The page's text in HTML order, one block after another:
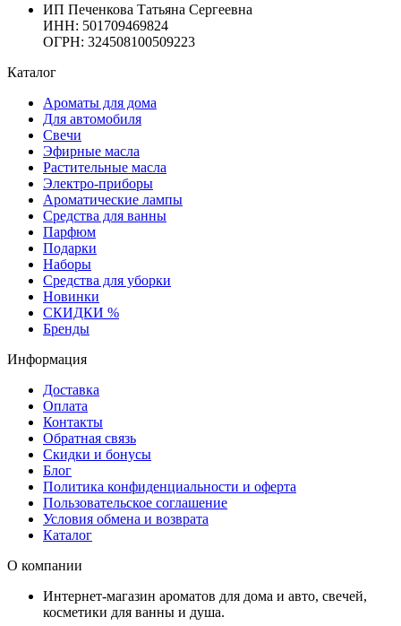
ИП Печенкова Татьяна Сергеевна
ИНН: 501709469824
ОГРН: 324508100509223
Каталог
Ароматы для дома
Для автомобиля
Свечи
Эфирные масла
Растительные масла
Электро-приборы
Ароматические лампы
Средства для ванны
Парфюм
Подарки
Наборы
Средства для уборки
Новинки
СКИДКИ %
Бренды
Информация
Доставка
Оплата
Контакты
Обратная связь
Скидки и бонусы
Блог
Политика конфиденциальности и оферта
Пользовательское соглашение
Условия обмена и возврата
Каталог
О компании
Интернет-магазин ароматов для дома и авто, свечей,
косметики для ванны и душа.